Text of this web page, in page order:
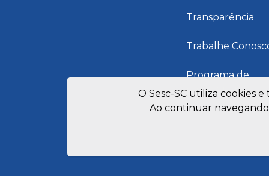
Transparência
Trabalhe
Programa de
Integridade
O Sesc-SC utiliza cookies
Ao continuar